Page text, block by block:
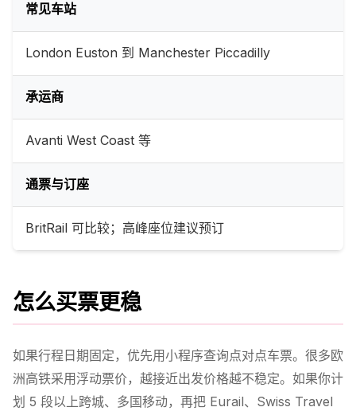
常见车站
London Euston 到 Manchester Piccadilly
承运商
Avanti West Coast 等
通票与订座
BritRail 可比较；高峰座位建议预订
怎么买票更稳
如果行程日期固定，优先用小程序查询点对点车票。很多欧
洲高铁采用浮动票价，越接近出发价格越不稳定。如果你计
划 5 段以上跨城、多国移动，再把 Eurail、Swiss Travel